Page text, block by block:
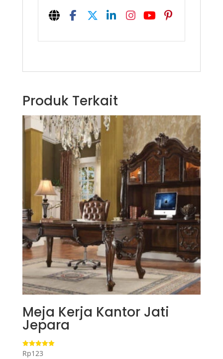
Produk Terkait
Meja Kerja Kantor Jati
Jepara
Dinilai
5.00
Rp123